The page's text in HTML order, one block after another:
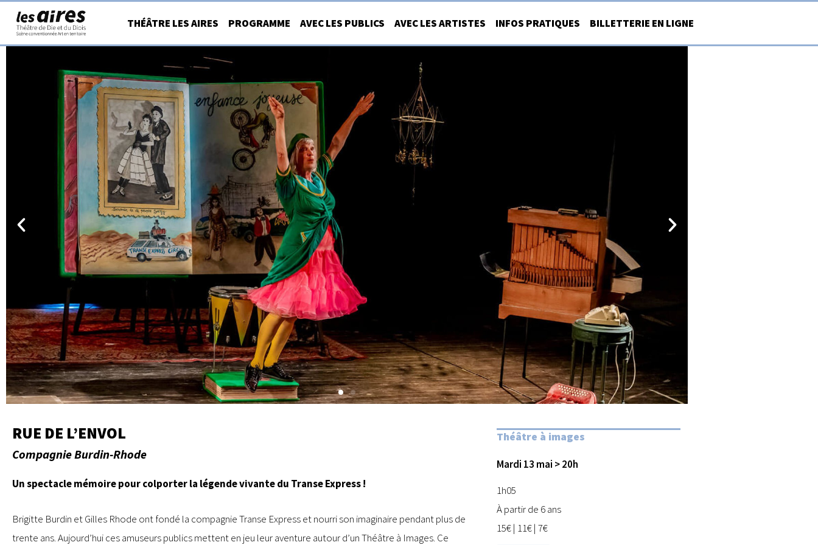
contenu
THÉÂTRE LES AIRES PROGRAMME AVEC LES PUBLICS AVEC LES ARTISTES INFOS PRATIQUES BILLETTERIE EN LIGNE
RUE DE L’ENVOL
Compagnie Burdin-Rhode
Un spectacle mémoire pour colporter la légende vivante du Transe Express !
Brigitte Burdin et Gilles Rhode ont fondé la compagnie Transe Express et nourri son imaginaire pendant plus de
trente ans. Aujourd’hui ces amuseurs publics mettent en jeu leur aventure autour d’un Théâtre à Images. Ce
Théâtre à images
Mardi 13 mai > 20h
1h05
À partir de 6 ans
15€ | 11€ | 7€